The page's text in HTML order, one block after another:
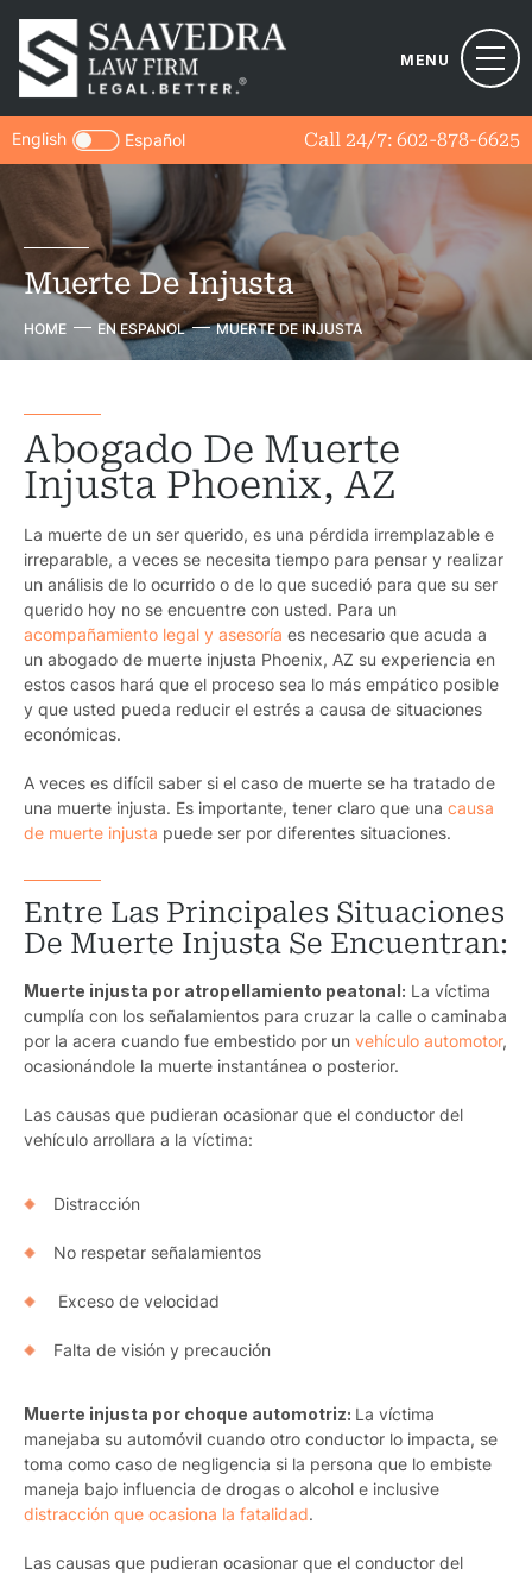
MENU
Call 24/7: 602-878-6625
English Español
Muerte De Injusta
HOME EN ESPANOL MUERTE DE INJUSTA
Abogado De Muerte
Injusta Phoenix, AZ
La muerte de un ser querido, es una pérdida irremplazable e
irreparable, a veces se necesita tiempo para pensar y realizar
un análisis de lo ocurrido o de lo que sucedió para que su ser
querido hoy no se encuentre con usted. Para un
acompañamiento legal y asesoría es necesario que acuda a
un abogado de muerte injusta Phoenix, AZ su experiencia en
estos casos hará que el proceso sea lo más empático posible
y que usted pueda reducir el estrés a causa de situaciones
económicas.
A veces es difícil saber si el caso de muerte se ha tratado de
una muerte injusta. Es importante, tener claro que una causa
de muerte injusta puede ser por diferentes situaciones.
Entre Las Principales Situaciones
De Muerte Injusta Se Encuentran:
Muerte injusta por atropellamiento peatonal: La víctima
cumplía con los señalamientos para cruzar la calle o caminaba
por la acera cuando fue embestido por un vehículo automotor,
ocasionándole la muerte instantánea o posterior.
Las causas que pudieran ocasionar que el conductor del
vehículo arrollara a la víctima:
Distracción
No respetar señalamientos
Exceso de velocidad
Falta de visión y precaución
Muerte injusta por choque automotriz: La víctima
manejaba su automóvil cuando otro conductor lo impacta, se
toma como caso de negligencia si la persona que lo embiste
maneja bajo influencia de drogas o alcohol e inclusive
distracción que ocasiona la fatalidad.
Las causas que pudieran ocasionar que el conductor del